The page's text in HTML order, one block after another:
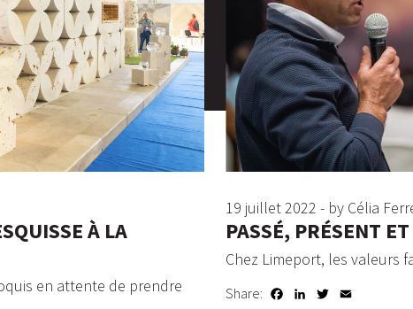
À LA
en attente de prendre
19 juillet 2022 - by Célia
PASSÉ, PRÉSENT
Chez Limeport, les valeurs
Share: Facebook
LinkedInTwitter